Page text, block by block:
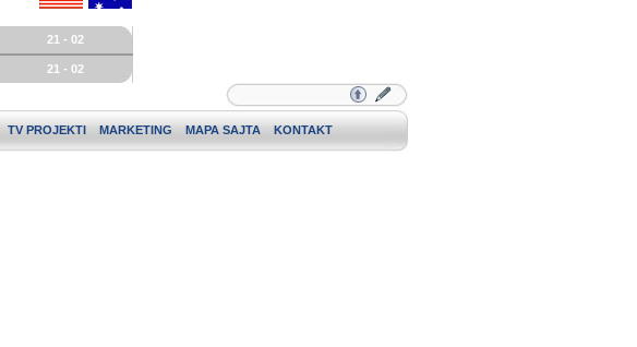
21 - 02
21 - 02
TV PROJEKTI MARKETING MAPA SAJTA KONTAKT